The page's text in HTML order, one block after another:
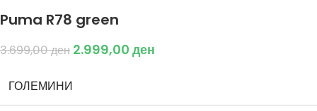
Puma R78 green
3.699,00ден 2.999,00 ден
ГОЛЕМИНИ